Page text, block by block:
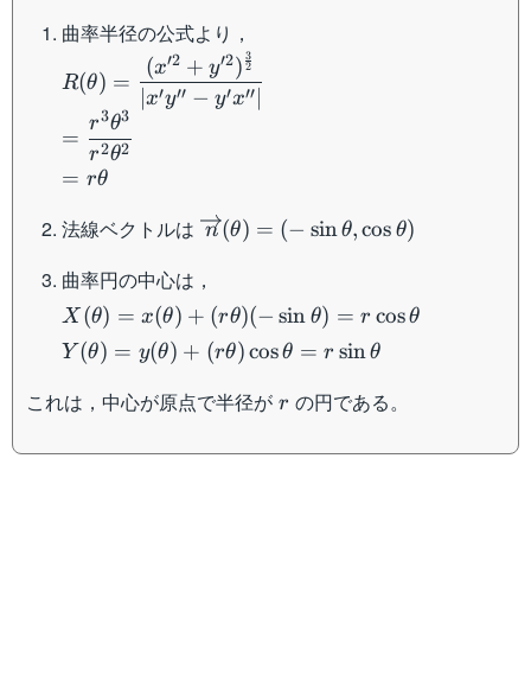
曲率半径の公式より，
R(\theta)=\dfrac{(x'^2+y'^2)^{\frac{3}
{2}}}{|x'y''-y'x''|}\\
=\dfrac{r^3\theta^3}{r^2\theta^2}\\
=r\theta
R(θ) =
x′y′′ − y′x′′
(x′2 + y′2) 2
3
=
r2θ2
r3θ3
= rθ
法線ベクトルは \overrightarrow{n}
\sin\theta,\cos\theta)
n (θ) = (− sinθ, cos θ)
曲率円の中心は，
X(\theta)=x(\theta)+
(r\theta)(-
\sin\theta)=r\cos\theta
X (θ) = x(θ) + (rθ)(− sin θ) = r cosθ
Y(\theta)=y(\theta)+
Y (θ) = y(θ) + (rθ)cosθ = r sinθ
これは，中心が原点で半径が r
r の円である。